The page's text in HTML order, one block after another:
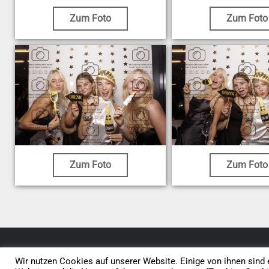
Zum Foto Zum Foto
Zum Foto Zum Foto
© 2026 • Elephants 5
Wir nutzen Cookies auf unserer Website. Einige von ihnen